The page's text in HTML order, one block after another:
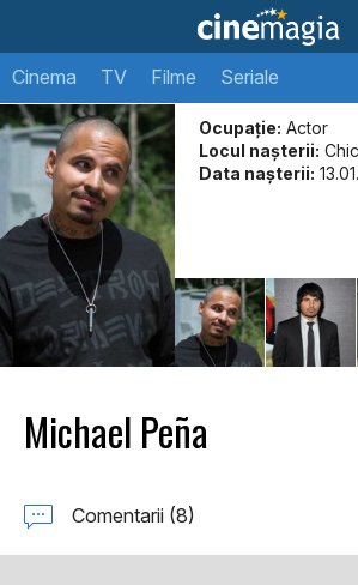
Cinema TV Filme Seriale
Ocupație: Actor
Locul naşterii:
Data naşterii:
Michael Peña
Comentarii (8)